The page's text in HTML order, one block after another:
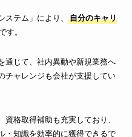
テム」により、
自分のキャリ
す。
通じて、社内異動や新規業務へ
チャレンジも会社が支援してい
格取得補助も充実しており、
・知識を効率的に獲得できるで